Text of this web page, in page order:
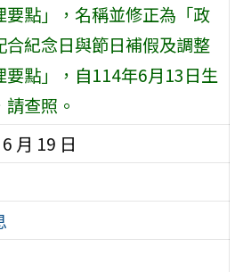
要點」，名稱並修正為「政
合紀念日與節日補假及調整
要點」，自114年6月13日生
查照。
月 19 日